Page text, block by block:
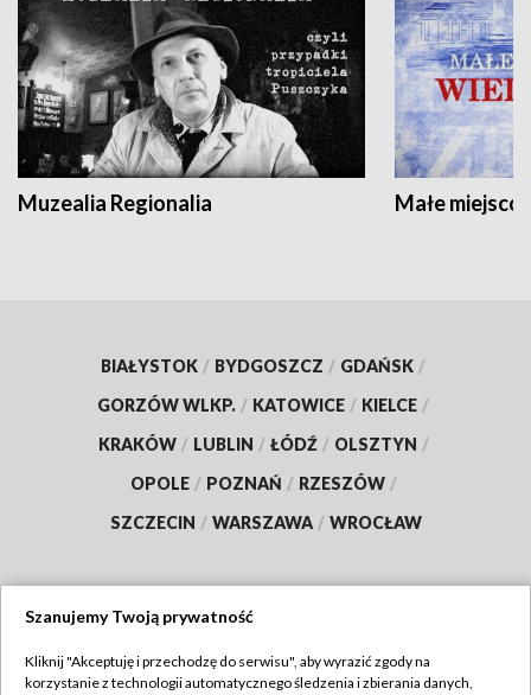
Muzealia Regionalia Małe
BIAŁYSTOK / BYDGOSZCZ / GDAŃSK /
GORZÓW WLKP. / KATOWICE / KIELCE /
KRAKÓW / LUBLIN / ŁÓDŹ / OLSZTYN /
OPOLE / POZNAŃ / RZESZÓW /
SZCZECIN / WARSZAWA / WROCŁAW
TVP
Szanujemy Twoją prywatność
Kliknij "Akceptuję i przechodzę do serwisu", aby wyrazić zgody na
korzystanie z technologii automatycznego śledzenia i zbierania danych,